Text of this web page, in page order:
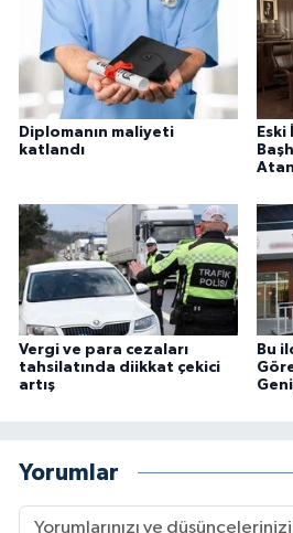
Diplomanın maliyeti
katlandı
Eski
Vergi ve para cezaları
tahsilatında diikkat çekici
artış
Bu
Yorumlar